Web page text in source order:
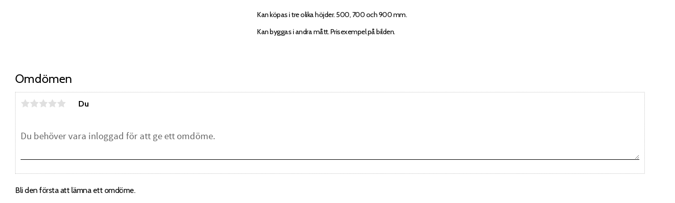
Kan köpas i tre olika höjder. 500, 700 och 900 mm.
Kan byggas i andra mått. Prisexempel på bilden.
Omdömen
Du
Bli den första att lämna ett omdöme.